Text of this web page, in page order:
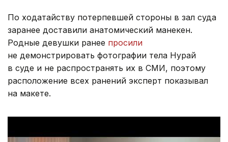
По ходатайству потерпевшей стороны в зал суда
заранее доставили анатомический манекен.
Родные девушки ранее просили
не демонстрировать фотографии тела Нурай
в суде и не распространять их в СМИ, поэтому
расположение всех ранений эксперт показывал
на макете.